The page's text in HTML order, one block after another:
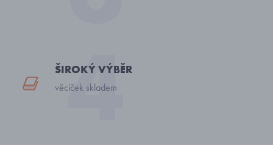
ŠIROKÝ VÝBĚR
věciček skladem